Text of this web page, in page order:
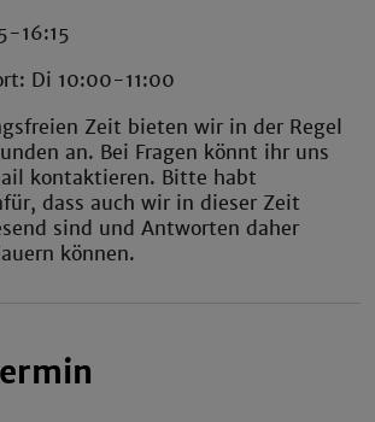
16:15
Di 10:00-11:00
Zeit bieten wir in der Regel
an. Bei Fragen könnt ihr uns
kontaktieren. Bitte habt
dass auch wir in dieser Zeit
sind und Antworten daher
können.